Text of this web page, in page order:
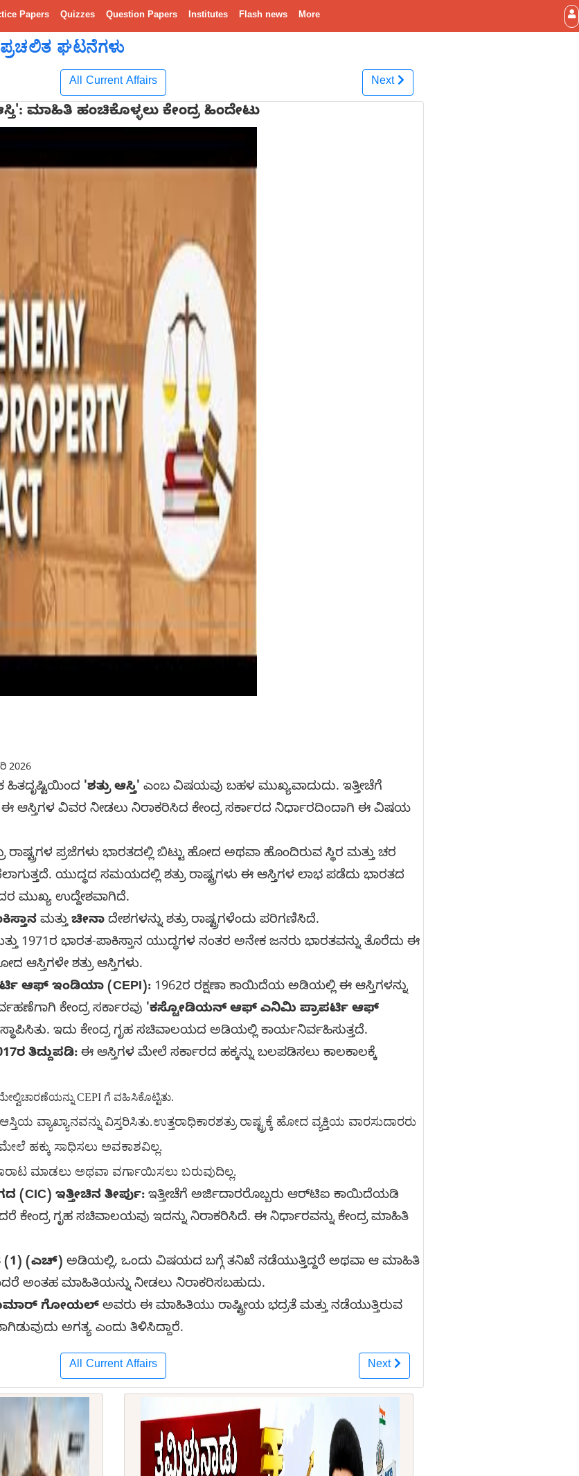
Papers Quizzes Question Papers Institutes Flash news More
ಪ್ರಚಲಿತ ಘಟನೆಗಳು
All Current Affairs Next
ಮಾಹಿತಿ ಹಂಚಿಕೊಳ್ಳಲು ಕೇಂದ್ರ ಹಿಂದೇಟು
2026
ಹಿತದೃಷ್ಟಿಯಿಂದ 'ಶತ್ರು ಆಸ್ತಿ' ಎಂಬ ವಿಷಯವು ಬಹಳ ಮುಖ್ಯವಾದುದು. ಇತ್ತೀಚೆಗೆ
ಆಸ್ತಿಗಳ ವಿವರ ನೀಡಲು ನಿರಾಕರಿಸಿದ ಕೇಂದ್ರ ಸರ್ಕಾರದ ನಿರ್ಧಾರದಿಂದಾಗಿ ಈ ವಿಷಯ
ಪ್ರಜೆಗಳು ಭಾರತದಲ್ಲಿ ಬಿಟ್ಟು ಹೋದ ಅಥವಾ ಹೊಂದಿರುವ ಸ್ಥಿರ ಮತ್ತು ಚರ
ಯುದ್ಧದ ಸಮಯದಲ್ಲಿ ಶತ್ರು ರಾಷ್ಟ್ರಗಳು ಈ ಆಸ್ತಿಗಳ ಲಾಭ ಪಡೆದು ಭಾರತದ
ಮುಖ್ಯ ಉದ್ದೇಶವಾಗಿದೆ.
ಮತ್ತುಚೀನಾ ದೇಶಗಳನ್ನು ಶತ್ರು ರಾಷ್ಟ್ರಗಳೆಂದು ಪರಿಗಣಿಸಿದೆ.
1971ರ ಭಾರತ-ಪಾಕಿಸ್ತಾನ ಯುದ್ಧಗಳ ನಂತರ ಅನೇಕ ಜನರು ಭಾರತವನ್ನು ತೊರೆದು ಈ
ಆಸ್ತಿಗಳೇ ಶತ್ರು ಆಸ್ತಿಗಳು.
ಆಫ್ ಇಂಡಿಯಾ (CEPI): 1962ರ ರಕ್ಷಣಾ ಕಾಯಿದೆಯ ಅಡಿಯಲ್ಲಿ ಈ ಆಸ್ತಿಗಳನ್ನು
ಕೇಂದ್ರ ಸರ್ಕಾರವು 'ಕಸ್ಟೋಡಿಯನ್ ಆಫ್ ಎನಿಮಿ ಪ್ರಾಪರ್ಟಿ ಆಫ್
ಇದು ಕೇಂದ್ರ ಗೃಹ ಸಚಿವಾಲಯದ ಅಡಿಯಲ್ಲಿ ಕಾರ್ಯನಿರ್ವಹಿಸುತ್ತದೆ.
ತಿದ್ದುಪಡಿ: ಈ ಆಸ್ತಿಗಳ ಮೇಲೆ ಸರ್ಕಾರದ ಹಕ್ಕನ್ನು ಬಲಪಡಿಸಲು ಕಾಲಕಾಲಕ್ಕೆ
CEPI ಗೆ ವಹಿಸಿಕೊಟ್ಟಿತು.
ವ್ಯಾಖ್ಯಾನವನ್ನು ವಿಸ್ತರಿಸಿತು.ಉತ್ತರಾಧಿಕಾರಶತ್ರು ರಾಷ್ಟ್ರಕ್ಕೆ ಹೋದ ವ್ಯಕ್ತಿಯ ವಾರಸುದಾರರು
ಹಕ್ಕು ಸಾಧಿಸಲು ಅವಕಾಶವಿಲ್ಲ.
ಮಾಡಲು ಅಥವಾ ವರ್ಗಾಯಿಸಲು ಬರುವುದಿಲ್ಲ.
(CIC) ಇತ್ತೀಚಿನ ತೀರ್ಪು: ಇತ್ತೀಚೆಗೆ ಅರ್ಜಿದಾರರೊಬ್ಬರು ಆರ್‌ಟಿಐ ಕಾಯಿದೆಯಡಿ
ಕೇಂದ್ರ ಗೃಹ ಸಚಿವಾಲಯವು ಇದನ್ನು ನಿರಾಕರಿಸಿದೆ. ಈ ನಿರ್ಧಾರವನ್ನು ಕೇಂದ್ರ ಮಾಹಿತಿ
(1) (ಎಚ್) ಅಡಿಯಲ್ಲಿ, ಒಂದು ವಿಷಯದ ಬಗ್ಗೆ ತನಿಖೆ ನಡೆಯುತ್ತಿದ್ದರೆ ಅಥವಾ ಆ ಮಾಹಿತಿ
ಅಂತಹ ಮಾಹಿತಿಯನ್ನು ನೀಡಲು ನಿರಾಕರಿಸಬಹುದು.
ಗೋಯಲ್ ಅವರು ಈ ಮಾಹಿತಿಯು ರಾಷ್ಟ್ರೀಯ ಭದ್ರತೆ ಮತ್ತು ನಡೆಯುತ್ತಿರುವ
ಅಗತ್ಯ ಎಂದು ತಿಳಿಸಿದ್ದಾರೆ.
All Current Affairs Next